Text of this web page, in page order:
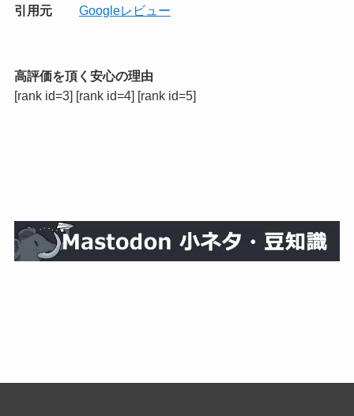
引用元
Googleレビュー
高評価を頂く安心の理由
[rank id=3] [rank id=4] [rank id=5]